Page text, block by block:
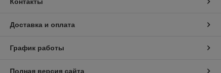
Контакты
Доставка и оплата
График работы
Полная версия сайта